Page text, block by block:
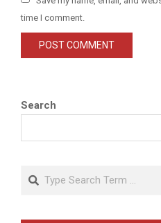
time I comment.
Search
Search